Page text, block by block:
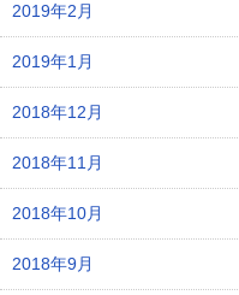
2019年2月
2019年1月
2018年12月
2018年11月
2018年10月
2018年9月